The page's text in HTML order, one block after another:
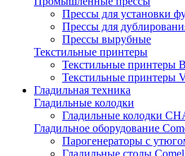
Прессы для установки
Прессы для
Прессы вырубные
Текстильные принтеры
Текстильные принтеры
Текстильные принтеры
Гладильная техника
Гладильные колодки
Гладильные колодки
Гладильное оборудование
Парогенераторы с
Гладильные столы Comel